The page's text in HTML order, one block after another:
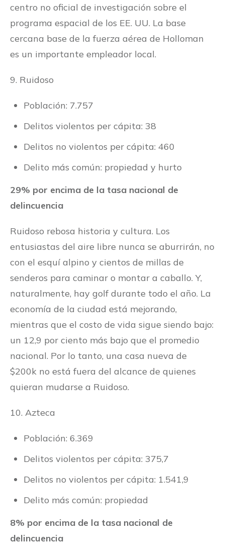
centro no oficial de investigación sobre el
programa espacial de los EE. UU. La base
cercana base de la fuerza aérea de Holloman
es un importante empleador local.
9. Ruidoso
Población: 7.757
Delitos violentos per cápita: 38
Delitos no violentos per cápita: 460
Delito más común: propiedad y hurto
29% por encima de la tasa nacional de
delincuencia
Ruidoso rebosa historia y cultura. Los
entusiastas del aire libre nunca se aburrirán, no
con el esquí alpino y cientos de millas de
senderos para caminar o montar a caballo. Y,
naturalmente, hay golf durante todo el año. La
economía de la ciudad está mejorando,
mientras que el costo de vida sigue siendo bajo:
un 12,9 por ciento más bajo que el promedio
nacional. Por lo tanto, una casa nueva de
$200k no está fuera del alcance de quienes
quieran mudarse a Ruidoso.
10. Azteca
Población: 6.369
Delitos violentos per cápita: 375,7
Delitos no violentos per cápita: 1.541,9
Delito más común: propiedad
8% por encima de la tasa nacional de
delincuencia